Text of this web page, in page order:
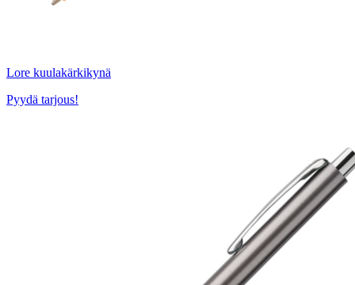
Lore kuulakärkikynä
Pyydä tarjous!